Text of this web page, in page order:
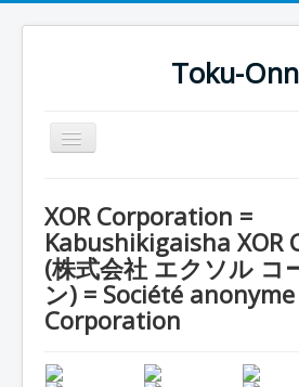
Toku-
Basculer
la
Toku-Actrices
Toku-Critiques
Séries
Films
COSAA
XOR Corporation =
Kabushikigaisha XOR
(株式会社 エクソル コ
ン) = Société anonyme
Corporation